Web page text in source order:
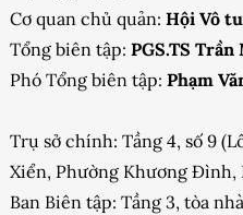
Cơ quan chủ quản: Hội Vô
Tổng biên tập: PGS.TS
Phó Tổng biên tập: Phạm
Trụ sở chính: Tầng 4, số 9
Xiển, Phường Khương Đình,
Ban Biên tập: Tầng 3, tòa